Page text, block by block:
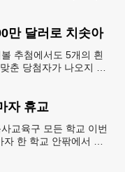
만 달러로 치솟아
추첨에서도 5개의 흰
춘 당첨자가 나오지 않
자 휴교
교육구 모든 학교 이번
한 학교 안팎에서 잇